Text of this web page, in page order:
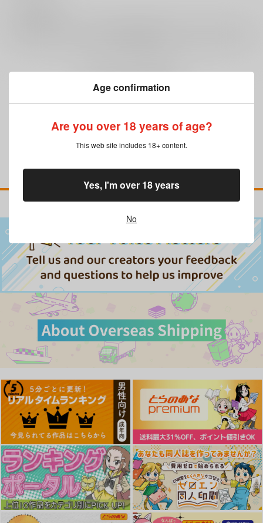
Age confirmation
Are you over 18 years of age?
This web site includes 18+ content.
No
Yes, I'm over 18 years